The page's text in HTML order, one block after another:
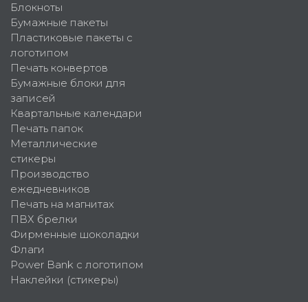
Блокноты
Бумажные пакеты
Пластиковые пакеты с
логотипом
Печать конвертов
Бумажные блоки для
записей
Квартальные календари
Печать папок
Металлические
стикеры
Производство
ежедневников
Печать на магнитах
ПВХ брелки
Фирменные шоколадки
Флаги
Power Bank с логотипом
Наклейки (стикеры)